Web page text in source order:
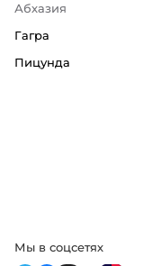
Абхазия
Гагра
Пицунда
Мы в соцсетях